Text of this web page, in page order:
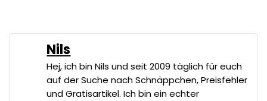
Nils
Hej, ich bin Nils und seit 2009 täglich für euch
auf der Suche nach Schnäppchen, Preisfehler
und Gratisartikel. Ich bin ein echter